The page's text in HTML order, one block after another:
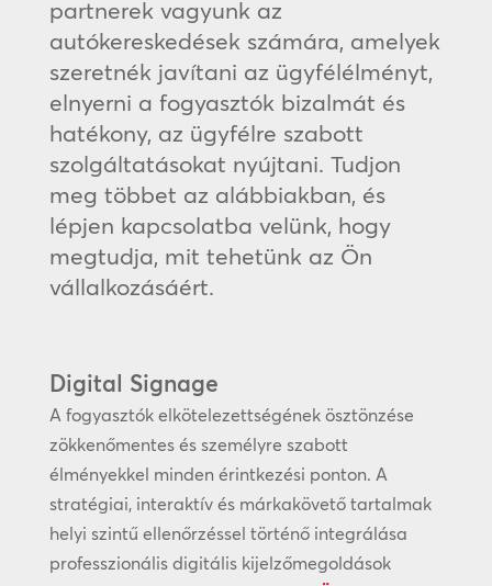
partnerek vagyunk az
autókereskedések számára, amelyek
szeretnék javítani az ügyfélélményt,
elnyerni a fogyasztók bizalmát és
hatékony, az ügyfélre szabott
szolgáltatásokat nyújtani. Tudjon
meg többet az alábbiakban, és
lépjen kapcsolatba velünk, hogy
megtudja, mit tehetünk az Ön
vállalkozásáért.
Digital Signage
A fogyasztók elkötelezettségének ösztönzése
zökkenőmentes és személyre szabott
élményekkel minden érintkezési ponton. A
stratégiai, interaktív és márkakövető tartalmak
helyi szintű ellenőrzéssel történő integrálása
professzionális digitális kijelzőmegoldások